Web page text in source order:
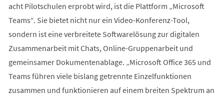
acht Pilotschulen erprobt wird, ist die Plattform „Microsoft
Teams“. Sie bietet nicht nur ein Video-Konferenz-Tool,
sondern ist eine verbreitete Softwarelösung zur digitalen
Zusammenarbeit mit Chats, Online-Gruppenarbeit und
gemeinsamer Dokumentenablage. „Microsoft Office 365 und
Teams führen viele bislang getrennte Einzelfunktionen
zusammen und funktionieren auf einem breiten Spektrum an